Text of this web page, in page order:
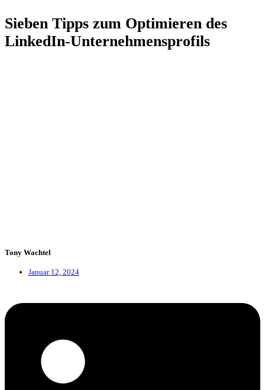
Sieben Tipps zum Optimieren des
LinkedIn-Unternehmensprofils
Tony Wachtel
Januar 12, 2024